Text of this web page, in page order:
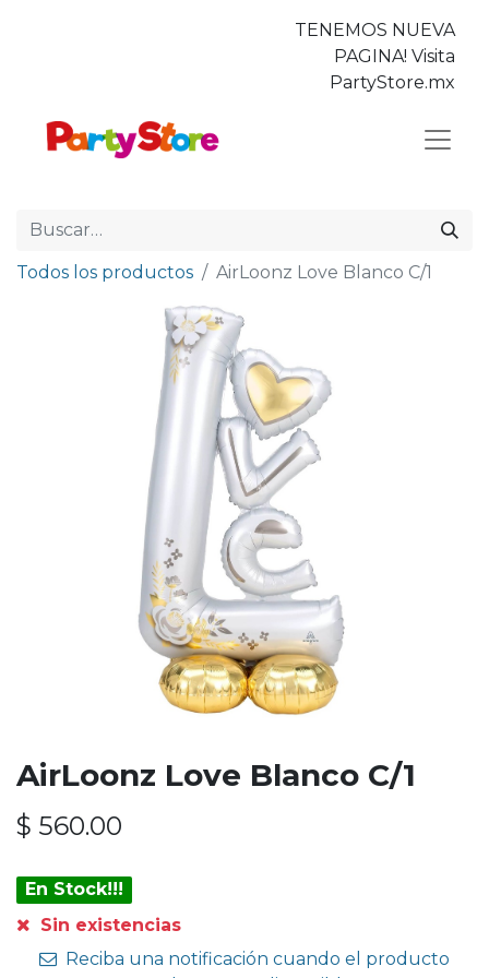
TENEMOS NUEVA
PAGINA! Visita
PartyStore.mx
Todos los productos AirLoonz Love Blanco C/1
AirLoonz Love Blanco C/1
$ 560.00
En Stock!!!
Sin existencias
Reciba una notificación cuando el producto